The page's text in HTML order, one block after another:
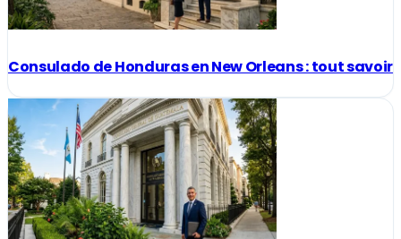
Consulado de Honduras en New Orleans : tout savoir